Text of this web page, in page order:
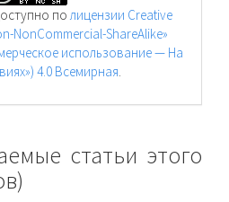
полицензии Creative
NonCommercial-ShareAlike»
использование — На
4.0 Всемирная.
статьи этого